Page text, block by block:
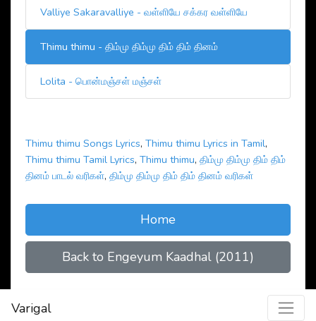
Valliye Sakaravalliye - வள்ளியே சக்கர வள்ளியே
Thimu thimu - திம்மு திம்மு திம் திம் தினம்
Lolita - பொன்மஞ்சள் மஞ்சள்
Thimu thimu Songs Lyrics, Thimu thimu Lyrics in Tamil,
Thimu thimu Tamil Lyrics, Thimu thimu, திம்மு திம்மு திம் திம்
தினம் பாடல் வரிகள், திம்மு திம்மு திம் திம் தினம் வரிகள்
Home
Back to Engeyum Kaadhal (2011)
Varigal